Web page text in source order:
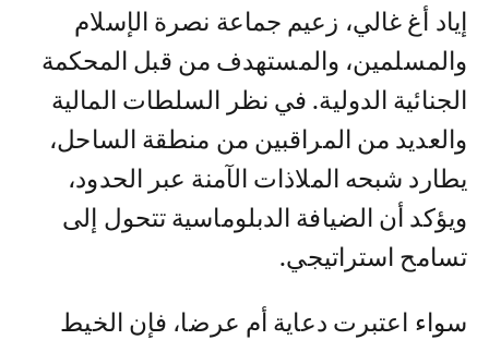
إياد أغ غالي، زعيم جماعة نصرة الإسلام
والمسلمين، والمستهدف من قبل المحكمة
الجنائية الدولية. في نظر السلطات المالية
والعديد من المراقبين من منطقة الساحل،
يطارد شبحه الملاذات الآمنة عبر الحدود،
ويؤكد أن الضيافة الدبلوماسية تتحول إلى
تسامح استراتيجي.
سواء اعتبرت دعاية أم عرضا، فإن الخيط